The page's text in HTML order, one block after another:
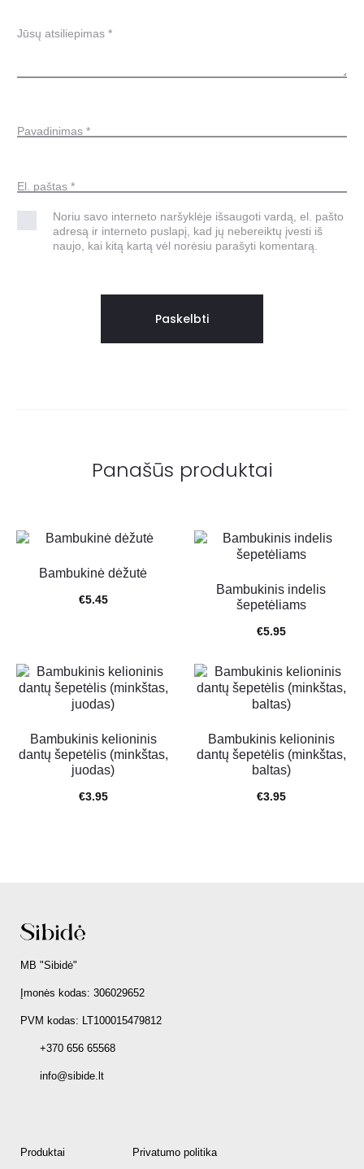
Jūsų atsiliepimas *
Pavadinimas *
El. paštas *
Noriu savo interneto naršyklėje išsaugoti vardą, el. pašto
adresą ir interneto puslapį, kad jų nebereiktų įvesti iš
naujo, kai kitą kartą vėl norėsiu parašyti komentarą.
Panašūs produktai
Bambukinė dėžutė
€5.45
Bambukinis indelis
šepetėliams
€5.95
Bambukinis kelioninis
dantų šepetėlis (minkštas,
juodas)
€3.95
Bambukinis kelioninis
dantų šepetėlis (minkštas,
baltas)
€3.95
MB "Sibidė"
Įmonės kodas: 306029652
PVM kodas: LT100015479812
+370 656 65568
info@sibide.lt
Produktai
Privatumo politika